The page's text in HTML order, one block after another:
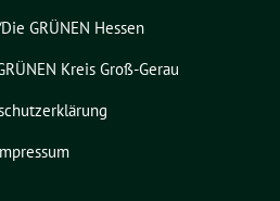
GRÜNEN Hessen
Kreis Groß-Gerau